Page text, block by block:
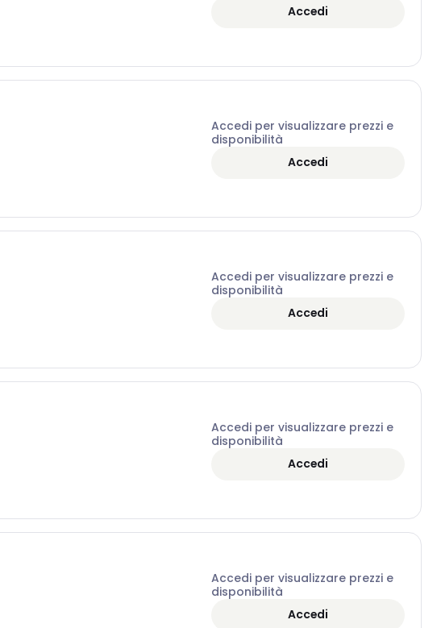
Accedi
Accedi per visualizzare prezzi e
disponibilità
Accedi
Accedi per visualizzare prezzi e
disponibilità
Accedi
Accedi per visualizzare prezzi e
disponibilità
Accedi
Accedi per visualizzare prezzi e
disponibilità
Accedi